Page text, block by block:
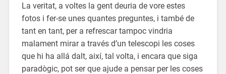
La veritat, a voltes la gent deuria de vore estes
fotos i fer-se unes quantes preguntes, i també de
tant en tant, per a refrescar tampoc vindria
malament mirar a través d’un telescopi les coses
que hi ha allá dalt, així, tal volta, i encara que siga
paradògic, pot ser que ajude a pensar per les coses